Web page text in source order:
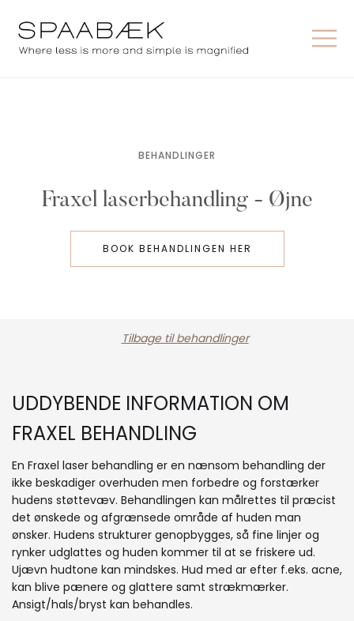
BEHANDLINGER
Fraxel laserbehandling - Øjne
BOOK BEHANDLINGEN HER
Tilbage til behandlinger
UDDYBENDE INFORMATION OM
FRAXEL BEHANDLING
En Fraxel laser behandling er en nænsom behandling der
ikke beskadiger overhuden men forbedre og forstærker
hudens støttevæv. Behandlingen kan målrettes til præcist
det ønskede og afgrænsede område af huden man
ønsker. Hudens strukturer genopbygges, så fine linjer og
rynker udglattes og huden kommer til at se friskere ud.
Ujævn hudtone kan mindskes. Hud med ar efter f.eks. acne,
kan blive pænere og glattere samt strækmærker.
Ansigt/hals/bryst kan behandles.